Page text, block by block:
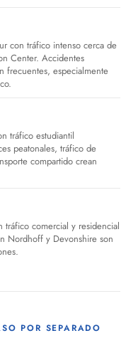
con tráfico intenso cerca de
Center. Accidentes
frecuentes, especialmente
tráfico estudiantil
peatonales, tráfico de
compartido crean
comercial y residencial
Nordhoff y Devonshire son
POR SEPARADO